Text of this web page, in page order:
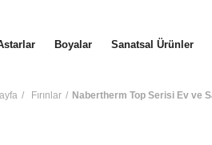
Boyalar Sanatsal Ürünler
Fırınlar Nabertherm Top Serisi Ev ve